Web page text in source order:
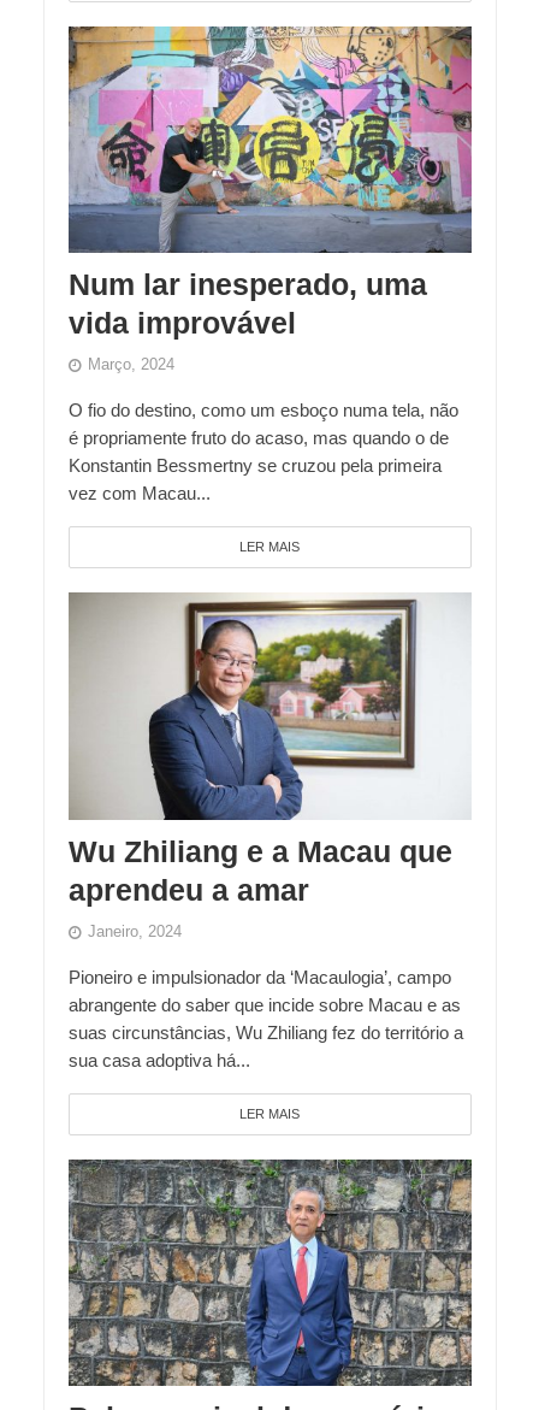
Num lar inesperado, uma
vida improvável
Março, 2024
O fio do destino, como um esboço numa tela, não
é propriamente fruto do acaso, mas quando o de
Konstantin Bessmertny se cruzou pela primeira
vez com Macau...
LER MAIS
Wu Zhiliang e a Macau que
aprendeu a amar
Janeiro, 2024
Pioneiro e impulsionador da ‘Macaulogia’, campo
abrangente do saber que incide sobre Macau e as
suas circunstâncias, Wu Zhiliang fez do território a
sua casa adoptiva há...
LER MAIS